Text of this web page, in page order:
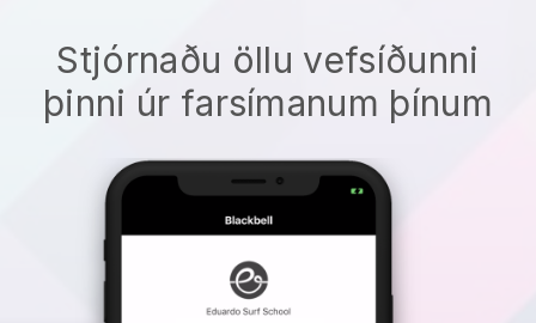
Stjórnaðu öllu vefsíðunni
þinni úr farsímanum þínum